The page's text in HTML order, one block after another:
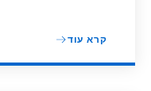
קרא עוד